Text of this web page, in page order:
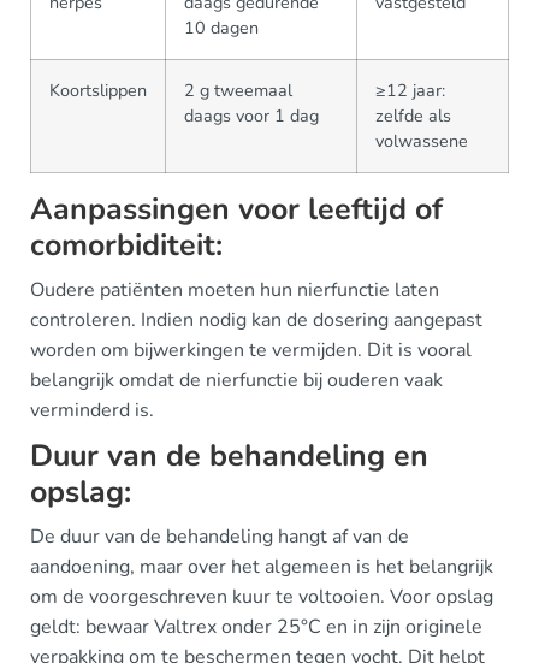
10 dagen
Koortslippen
2 g tweemaal
daags voor 1 dag
≥12 jaar:
zelfde als
volwassene
Aanpassingen voor leeftijd of
comorbiditeit:
Oudere patiënten moeten hun nierfunctie laten
controleren. Indien nodig kan de dosering aangepast
worden om bijwerkingen te vermijden. Dit is vooral
belangrijk omdat de nierfunctie bij ouderen vaak
verminderd is.
Duur van de behandeling en
opslag:
De duur van de behandeling hangt af van de
aandoening, maar over het algemeen is het belangrijk
om de voorgeschreven kuur te voltooien. Voor opslag
geldt: bewaar Valtrex onder 25°C en in zijn originele
verpakking om te beschermen tegen vocht. Dit helpt